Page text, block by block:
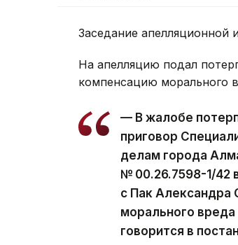
Заседание апелляционной
На апелляцию подал
компенсацию морального
— В жалобе
приговор
делам города
№ 00.26.7598-1/42
с Пак Александра
морального
говорится в